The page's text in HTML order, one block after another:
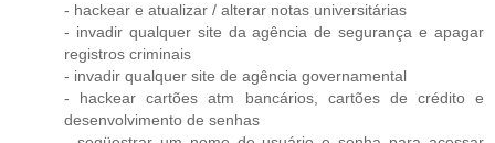
- hackear e atualizar / alterar notas universitárias
- invadir qualquer site da agência de segurança e apagar
registros criminais
- invadir qualquer site de agência governamental
- hackear cartões atm bancários, cartões de crédito e
desenvolvimento de senhas